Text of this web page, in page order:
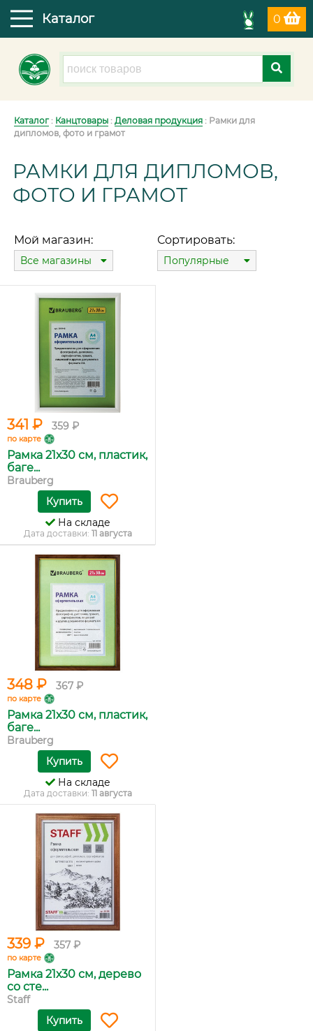
0
Каталог
Каталог: Канцтовары : Деловая продукция : Рамки для
дипломов, фото и грамот
РАМКИ ДЛЯ ДИПЛОМОВ,
ФОТО И ГРАМОТ
Мой магазин:
Все магазины
Сортировать:
Популярные
341 ₽ 359 ₽
по карте
Рамка 21х30 см, пластик,
баге...
Brauberg
Купить
На складе
Дата доставки: 11 августа
348 ₽ 367 ₽
по карте
Рамка 21х30 см, пластик,
баге...
Brauberg
Купить
На складе
Дата доставки: 11 августа
339 ₽ 357 ₽
по карте
Рамка 21х30 см, дерево
со сте...
Staff
Купить